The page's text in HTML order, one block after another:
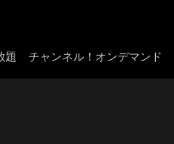
題 チャンネル！オンデマンド